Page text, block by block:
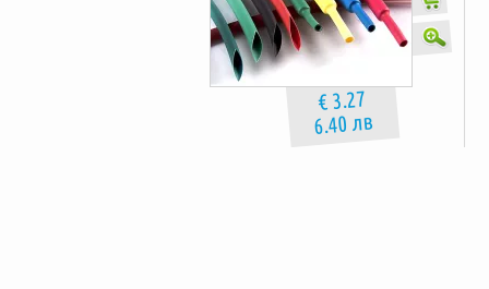
€ 3.27
6.40 лв